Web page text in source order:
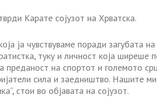
Карате сојузот на Хрватска.
ја чувствуваме поради загубата
туку и личност која ширеше
преданост на спортот и големото
сила и заедништво. Нашите
стои во објавата на сојузот.